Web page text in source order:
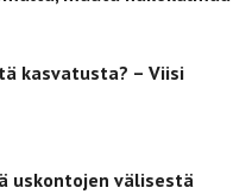
kasvatusta? – Viisi
uskontojen välisestä